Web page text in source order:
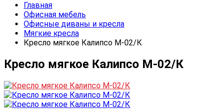
Главная
Офисная мебель
Офисные диваны и кресла
Мягкие кресла
Кресло мягкое Калипсо М-02/К
Кресло мягкое Калипсо М-02/К